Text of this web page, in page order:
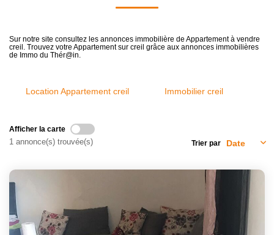
CONTACT
Créer une alerte
Sur notre site consultez les annonces immobilière de Appartement à vendre
creil. Trouvez votre Appartement sur creil grâce aux annonces immobilières
de Immo du Thér@in.
Location Appartement creil Immobilier creil
Afficher la carte
1 annonce(s) trouvée(s) Trier par